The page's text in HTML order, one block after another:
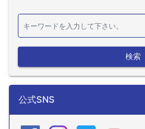
検索
公式SNS